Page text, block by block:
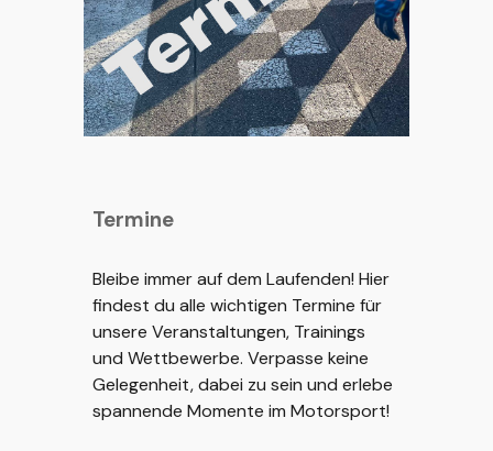
Termine
Bleibe immer auf dem Laufenden! Hier
findest du alle wichtigen Termine für
unsere Veranstaltungen, Trainings
und Wettbewerbe. Verpasse keine
Gelegenheit, dabei zu sein und erlebe
spannende Momente im Motorsport!